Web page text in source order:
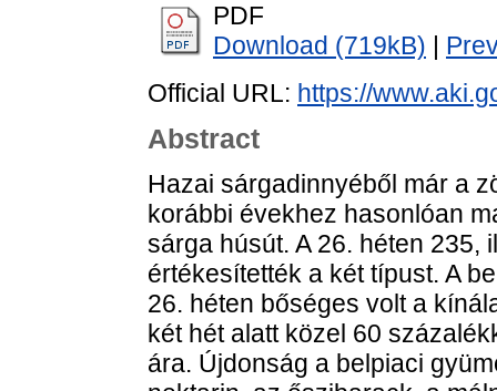
PDF
Download (719kB)
Official URL: https://
Abstract
Hazai sárgadinnyéből már a
korábbi évekhez hasonlóan
sárga húsút. A 26. héten 235,
értékesítették a két típust. A
26. héten bőséges volt a
két hét alatt közel 60
ára. Újdonság a belpiaci